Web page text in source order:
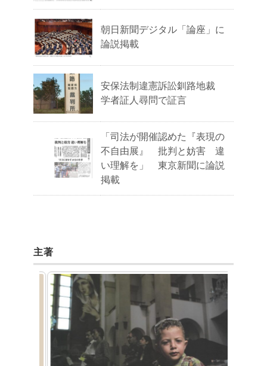
朝日新聞デジタル「論座」に
論説掲載
安保法制違憲訴訟釧路地裁
学者証人尋問で証言
「司法が開催認めた『表現の
不自由展』 批判と妨害 違
い理解を」 東京新聞に論説
掲載
主著